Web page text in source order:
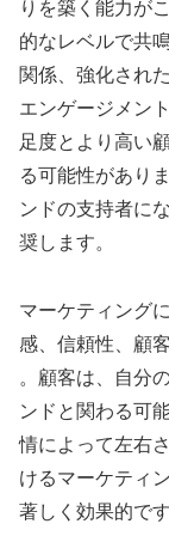
りを築く能力が
的なレベルで共
関係、強化され
エンゲージメン
足度とより高い
る可能性があり
ンドの支持者に
奨します。
マーケティング
感、信頼性、顧
。顧客は、自分
ンドと関わる可
情によって左右
けるマーケティ
著しく効果的です